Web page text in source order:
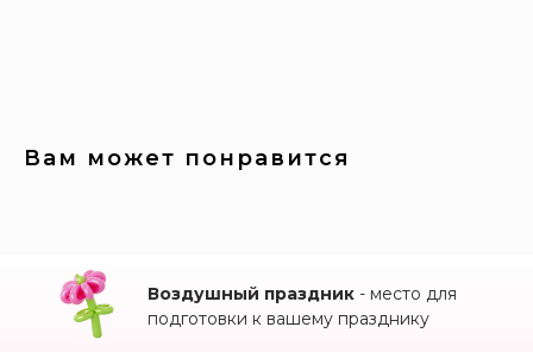
Вам может понравится
Воздушный праздник - место для
подготовки к вашему празднику